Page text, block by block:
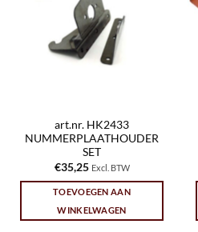
art.nr. HK2433
NUMMERPLAATHOUDER
SET
€35,25 Excl. BTW
TOEVOEGEN AAN
WINKELWAGEN